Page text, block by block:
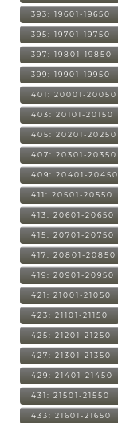
393: 19601-19650
395: 19701-19750
397: 19801-19850
399: 19901-19950
401: 20001-20050
403: 20101-20150
405: 20201-20250
407: 20301-20350
409: 20401-20450
411: 20501-20550
413: 20601-20650
415: 20701-20750
417: 20801-20850
419: 20901-20950
421: 21001-21050
423: 21101-21150
425: 21201-21250
427: 21301-21350
429: 21401-21450
431: 21501-21550
433: 21601-21650